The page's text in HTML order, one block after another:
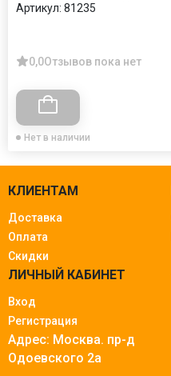
Артикул: 81235
0,0Отзывов пока нет
Нет в наличии
КЛИЕНТАМ
Доставка
Оплата
Скидки
ЛИЧНЫЙ КАБИНЕТ
Вход
Регистрация
Адрес: Москва. пр-д
Одоевского 2а